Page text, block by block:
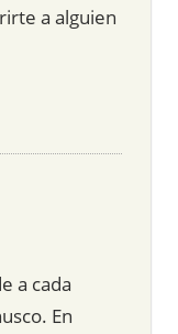
a alguien
a cada
En